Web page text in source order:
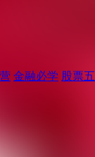
金融必学 股票